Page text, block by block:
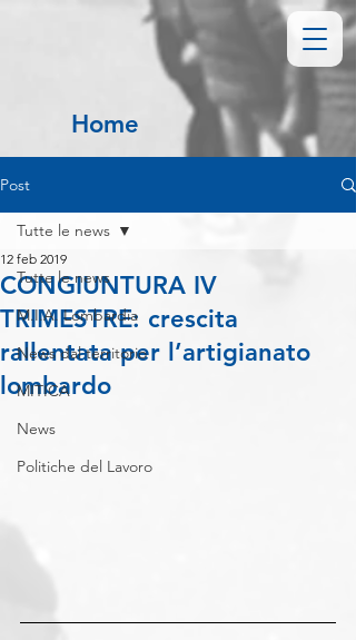
Home
Post
Tutte le news
M.I.A. Lombardia
News dal territorio
MITICA
News
Politiche del Lavoro
Tutte le news
CONGIUNTURA IV
TRIMESTRE: crescita
rallentata per l’artigianato
lombardo
12 feb 2019